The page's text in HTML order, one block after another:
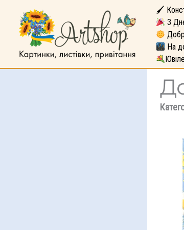
🖌
З
На